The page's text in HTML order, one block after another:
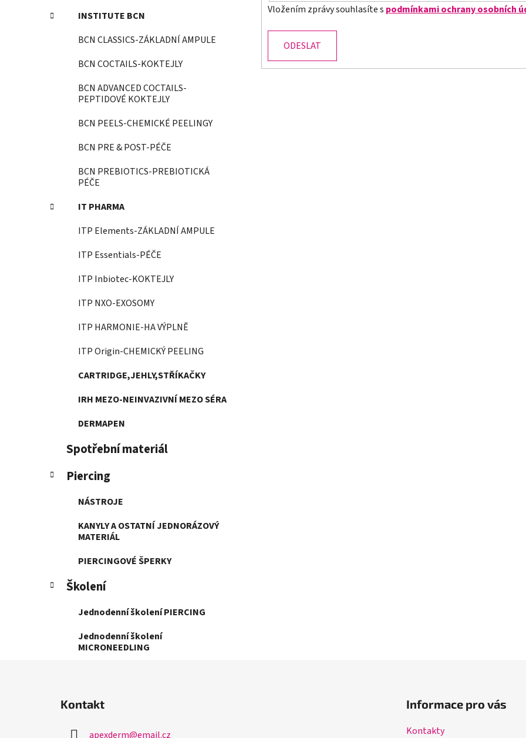
INSTITUTE BCN
BCN CLASSICS-ZÁKLADNÍ AMPULE
BCN COCTAILS-KOKTEJLY
BCN ADVANCED COCTAILS-
PEPTIDOVÉ KOKTEJLY
BCN PEELS-CHEMICKÉ PEELINGY
BCN PRE & POST-PÉČE
BCN PREBIOTICS-PREBIOTICKÁ
PÉČE
IT PHARMA
ITP Elements-ZÁKLADNÍ AMPULE
ITP Essentials-PÉČE
ITP Inbiotec-KOKTEJLY
ITP NXO-EXOSOMY
ITP HARMONIE-HA VÝPLNĚ
ITP Origin-CHEMICKÝ PEELING
CARTRIDGE,JEHLY,STŘÍKAČKY
IRH MEZO-NEINVAZIVNÍ MEZO SÉRA
DERMAPEN
Spotřební materiál
Piercing
NÁSTROJE
KANYLY A OSTATNÍ JEDNORÁZOVÝ
MATERIÁL
PIERCINGOVÉ ŠPERKY
Školení
Jednodenní školení PIERCING
Jednodenní školení
MICRONEEDLING
Vložením zprávy souhlasíte s podmínkami ochrany osobních
ODESLAT
Kontakt
apexderm@email.cz
Informace pro vás
Kontakty